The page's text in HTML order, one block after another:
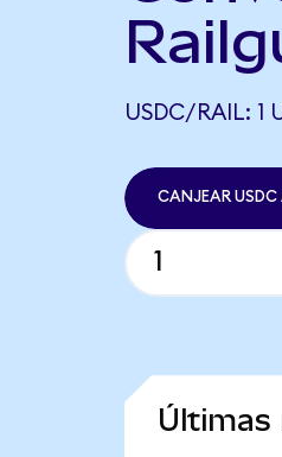
USDC/RAIL: 1
CANJEAR USDC
Últimas